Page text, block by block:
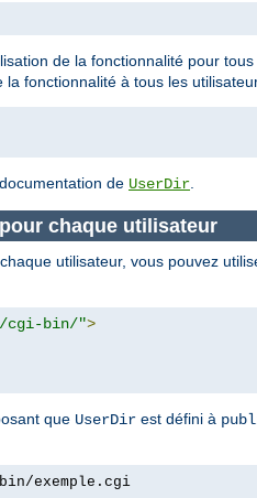
de la fonctionnalité pour
fonctionnalité à tous les
de UserDir
chaque utilisateur
utilisateur, vous pouvez
cgi-bin/">
que UserDir est défini à
exemple.cgi